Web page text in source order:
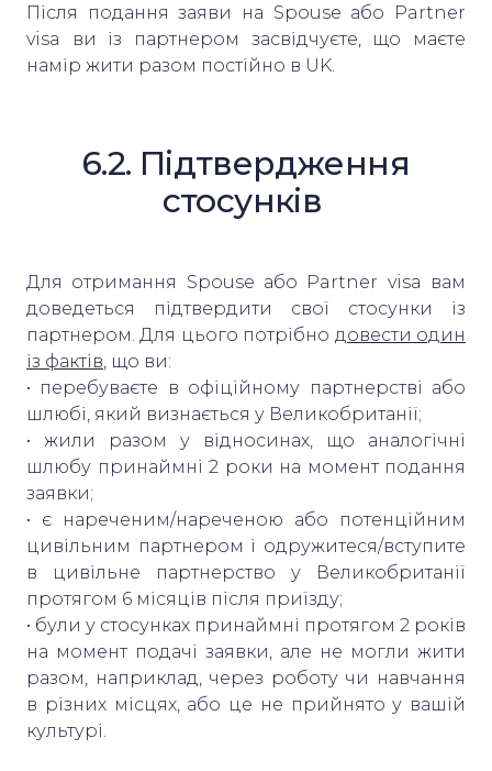
Після подання заяви на Spouse або Partner
visa ви із партнером засвідчуєте, що маєте
намір жити разом постійно в UK.
6.2. Підтвердження
стосунків
Для отримання Spouse або Partner visa вам
доведеться підтвердити свої стосунки із
партнером. Для цього потрібно довести один
із фактів , що ви:
• перебуваєте в офіційному партнерстві або
шлюбі, який визнається у Великобританії;
• жили разом у відносинах, що аналогічні
шлюбу принаймні 2 роки на момент подання
заявки;
• є нареченим/нареченою або потенційним
цивільним партнером і одружитеся/вступите
в цивільне партнерство у Великобританії
протягом 6 місяців після приїзду;
• були у стосунках принаймні протягом 2 років
на момент подачі заявки, але не могли жити
разом, наприклад, через роботу чи навчання
в різних місцях, або це не прийнято у вашій
культурі.